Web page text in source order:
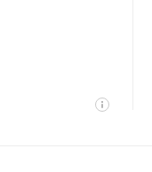
상